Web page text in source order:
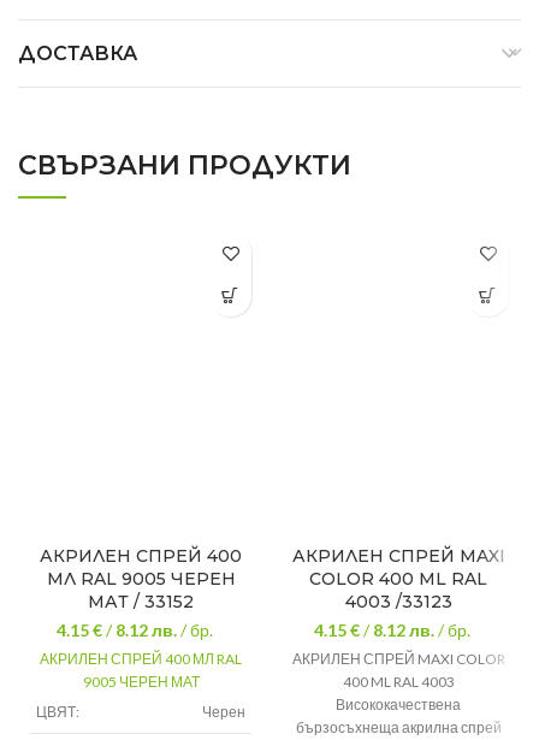
ДОСТАВКА
СВЪРЗАНИ ПРОДУКТИ
АКРИЛЕН СПРЕЙ 400
МЛ RAL 9005 ЧЕРЕН
МАТ / 33152
4.15 €/8.12лв./ бр.
АКРИЛЕН СПРЕЙ 400 МЛ RAL
9005 ЧЕРЕН МАТ
ЦВЯТ:
Черен
АКРИЛЕН СПРЕЙ MAXI
COLOR 400 ML RAL
4003 /33123
4.15 €/8.12лв./ бр.
АКРИЛЕН СПРЕЙ MAXI COLOR
400 ML RAL 4003
Висококачествена
бързосъхнеща акрилна спрей